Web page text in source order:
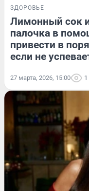
ЗДОРОВЬЕ
Лимонный сок
палочка в
привести в
если не
27 марта, 2026, 15:00 1